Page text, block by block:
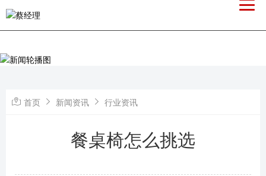
首页 新闻资讯 行业资讯
餐桌椅怎么挑选